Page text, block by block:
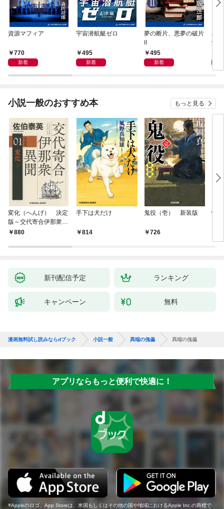
資源マフィア
770
新着
宇宙潜航艇ゼロ
495
新着
夢の断片、悪夢の破片
Ⅱ
495
新着
星
覚
小説一般のおすすめ本 もっと見る
変化（へんげ） 決定
版～交代寄合伊那衆異
聞（1）～
880
手下は犬だけ
814
鬼役（壱） 新装版
726
情
新刊配信予定 ランキング
キャンペーン 無料
漫画無料試し読みならdブック 小説一般 異端の傀儡 異端の傀儡
アプリならもっと便利で快適に！
Appleのロゴ、App Storeは、米国もしくはその他の国や地域におけるApple Inc.の商標で